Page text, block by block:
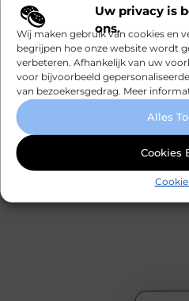
Uw privacy is
ons.
Wij maken gebruik van cookies en
begrijpen hoe onze website wordt
verbeteren. Afhankelijk van uw
voor bijvoorbeeld
van bezoekersgedrag. Meer
Alles
Cookies
Dienstverlening
)
Winkelen
(25
)
Gezondheid
)